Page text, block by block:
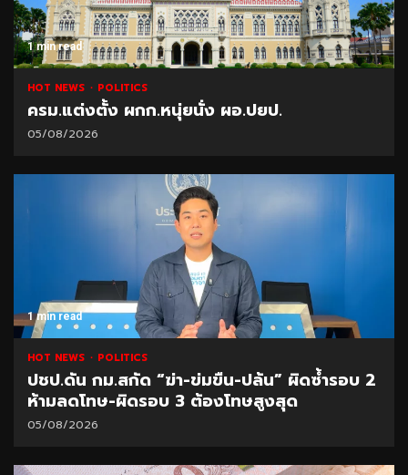
1 min read
HOT NEWS POLITICS
ครม.แต่งตั้ง ผกก.หนุ่ยนั่ง ผอ.ปยป.
05/08/2026
1 min read
HOT NEWS POLITICS
ปชป.ดัน กม.สกัด “ฆ่า-ข่มขืน-ปล้น” ผิดซ้ำรอบ 2
ห้ามลดโทษ-ผิดรอบ 3 ต้องโทษสูงสุด
05/08/2026